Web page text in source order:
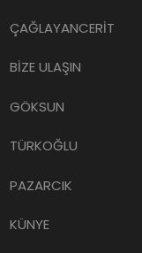
ÇAĞLAYANCERİT
BİZE ULAŞIN
GÖKSUN
TÜRKOĞLU
PAZARCIK
KÜNYE